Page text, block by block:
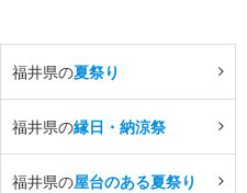
福井県の夏祭り
福井県の縁日・納涼祭
福井県の屋台のある夏祭り